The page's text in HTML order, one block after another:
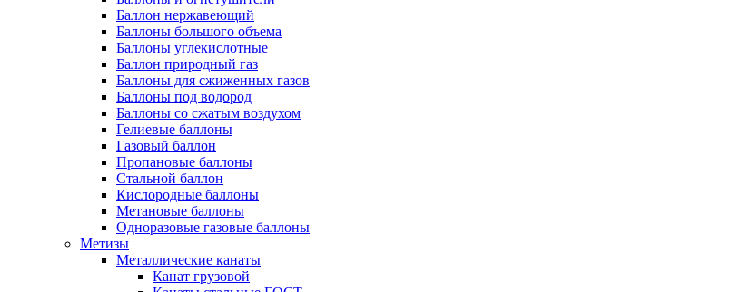
Баллон нержавеющий
Баллоны большого объема
Баллоны углекислотные
Баллон природный газ
Баллоны для сжиженных газов
Баллоны под водород
Баллоны со сжатым воздухом
Гелиевые баллоны
Газовый баллон
Пропановые баллоны
Стальной баллон
Кислородные баллоны
Метановые баллоны
Одноразовые газовые баллоны
Метизы
Металлические канаты
Канат грузовой